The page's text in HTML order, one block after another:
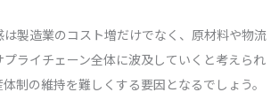
製造業のコスト増だけでなく、原材料や物流
ライチェーン全体に波及していくと考えられ
制の維持を難しくする要因となるでしょう。